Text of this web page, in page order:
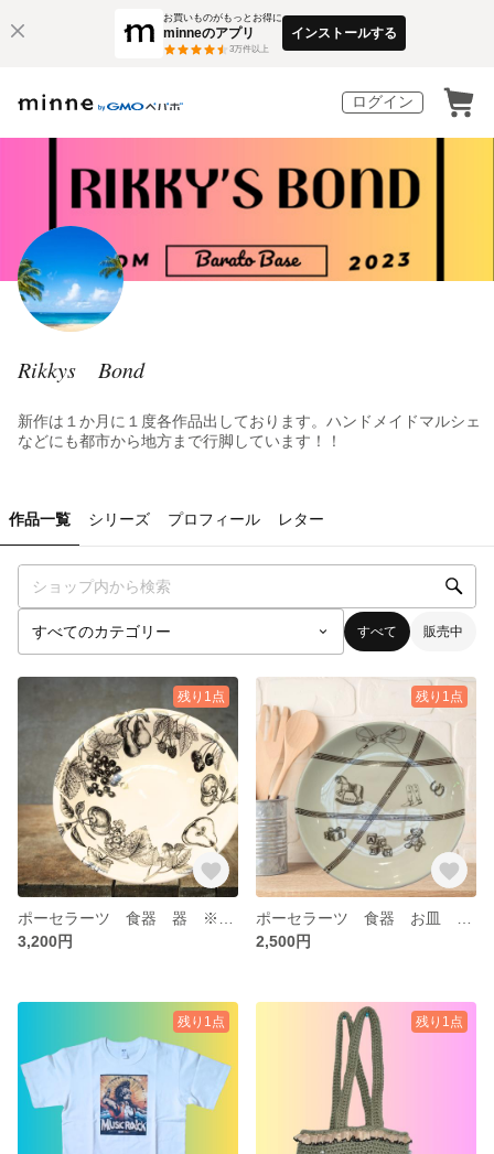
お買いものがもっとお得に
minneのアプリ
3万件以上
インストールする
ログイン
Rikkys Bond
新作は１か月に１度各作品出しております。ハンドメイドマルシェ
などにも都市から地方まで行脚しています！！
作品一覧 シリーズ プロフィール レター
すべて 販売中
残り1点
3,200円
残り1点
2,500円
残り1点 残り1点